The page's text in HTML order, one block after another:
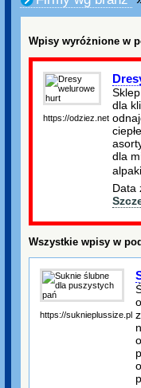
Wpisy wyróżnione w
https://odziez.net
dla
dla
Data
Wszystkie wpisy w
https://suknieplussize.pl